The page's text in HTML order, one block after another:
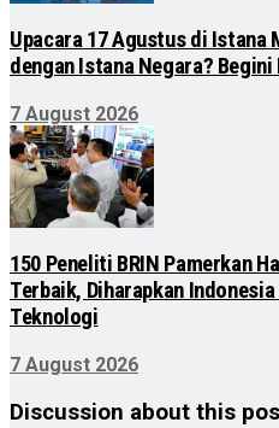
Upacara 17 Agustus di Istana
dengan Istana Negara? Begini
7 August 2026
150 Peneliti BRIN Pamerkan
Terbaik, Diharapkan
Teknologi
7 August 2026
Discussion about this